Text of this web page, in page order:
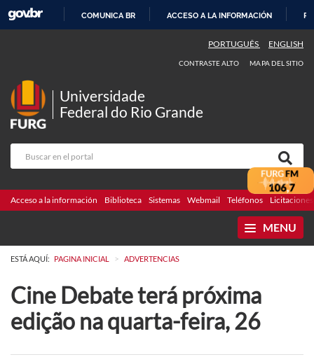
CONTENIDO
COMUNICA BR ACCESO A LA INFORMACIÓN
PORTUGUÊS ENGLISH
CONTRASTE ALTO MAPA DEL SITIO
Universidade
Federal do Rio Grande
Acceso a la información Biblioteca Sistemas Webmail Teléfonos Licitaciones
MENU
ESTÁ AQUÍ: PAGINA INICIAL > ADVERTENCIAS
Cine Debate terá próxima
edição na quarta-feira, 26